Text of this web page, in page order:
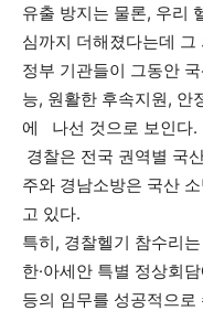
유출 방지는 물론, 우리
심까지 더해졌다는데 그
정부 기관들이 그동안
능, 원활한 후속지원, 안
에 나선 것으로 보인다.
경찰은 전국 권역별 국
주와 경남소방은 국산
고 있다.
특히, 경찰헬기 참수리
한·아세안 특별 정상회
등의 임무를 성공적으